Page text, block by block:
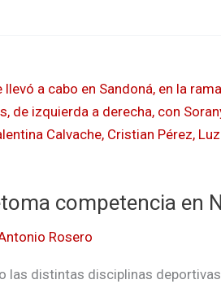
competencia en
Rosero
las distintas disciplinas